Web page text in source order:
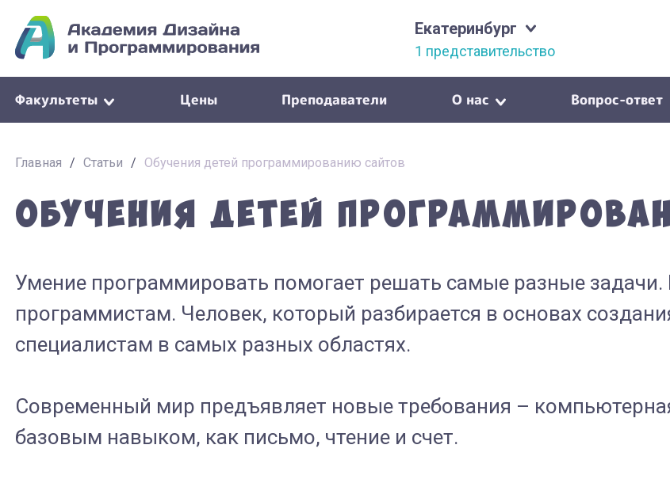
Екатеринбург
1 представительство
Факультеты Цены Преподаватели О нас Вопрос-ответ
Главная / Статьи / Обучения детей программированию сайтов
Обучения детей
Умение программировать помогает решать самые разные
программистам. Человек, который разбирается в основах
специалистам в самых разных областях.
Современный мир предъявляет новые требования –
базовым навыком, как письмо, чтение и счет.